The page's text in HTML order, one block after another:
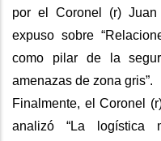
por el Coronel (r) Juan
expuso sobre
como pilar de la
amenazas de zona gris”.
Finalmente, el Coronel
analizó “La logística